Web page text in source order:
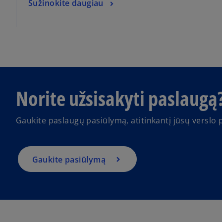
Sužinokite daugiau
Norite užsisakyti
Gaukite paslaugų pasiūlymą, atitinkantį jūsų verslo
Gaukite pasiūlymą